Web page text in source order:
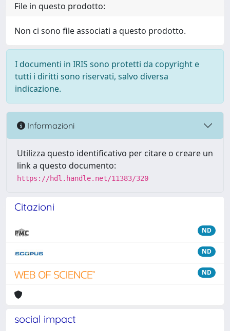
File in questo prodotto:
Non ci sono file associati a questo prodotto.
I documenti in IRIS sono protetti da copyright e
tutti i diritti sono riservati, salvo diversa
indicazione.
Informazioni
Utilizza questo identificativo per citare o creare un
link a questo documento:
https://hdl.handle.net/11383/320
Citazioni
ND
ND
ND
social impact